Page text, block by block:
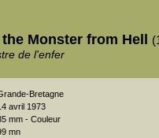
Monster from Hell
de l'enfer
Bretagne
avril 1973
mm - Couleur
mn